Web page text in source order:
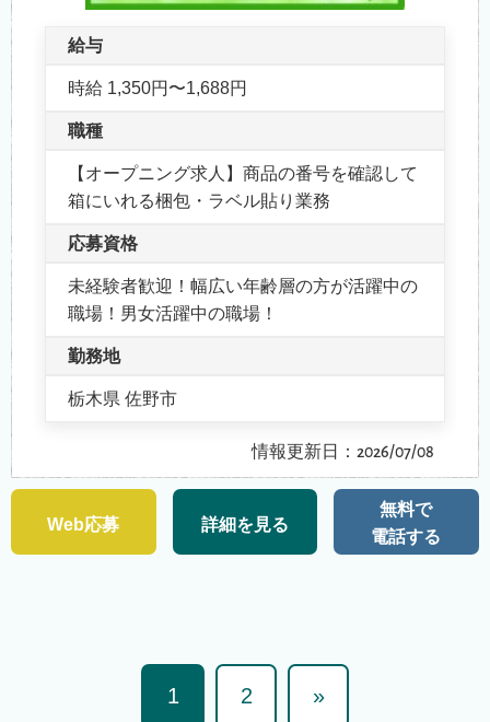
給与
時給 1,350円〜1,688円
職種
【オープニング求人】商品の番号を確認して
箱にいれる梱包・ラベル貼り業務
応募資格
未経験者歓迎！幅広い年齢層の方が活躍中の
職場！男女活躍中の職場！
勤務地
栃木県 佐野市
情報更新日：2026/07/08
Web応募 詳細を見る
無料で
電話する
1 2 »